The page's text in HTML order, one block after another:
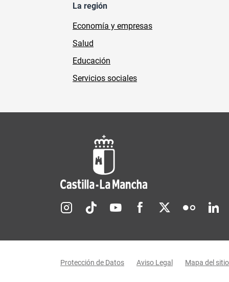
La región
Economía y empresas
Salud
Educación
Servicios sociales
Redes sociales JCCM
Protección de Datos Aviso Legal Mapa del sitio